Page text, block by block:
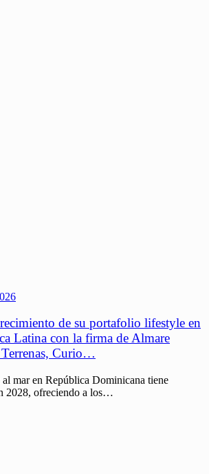
de su portafolio lifestyle en
Latina con la firma de Almare
Terrenas, Curio…
mar en República Dominicana tiene
2028, ofreciendo a los…